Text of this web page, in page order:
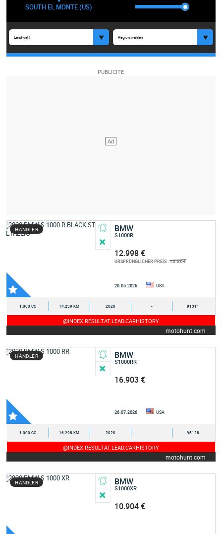
SOUTH EL MONTE (US)
Landwahl Region wählen
HÄNDLER BMW
S1000R
12.998 €
URSPRÜNGLICHER PREIS :13.864
20.05.2026 USA
1.000 CC 14.239 KM 2020 - 91311
@INDEX.RESULTAT.LEAD.CARHISTORY
motohunt.com
HÄNDLER BMW
S1000RR
16.903 €
26.07.2026 USA
1.000 CC 16.298 KM 2020 - 95128
@INDEX.RESULTAT.LEAD.CARHISTORY
motohunt.com
HÄNDLER BMW
S1000XR
10.904 €